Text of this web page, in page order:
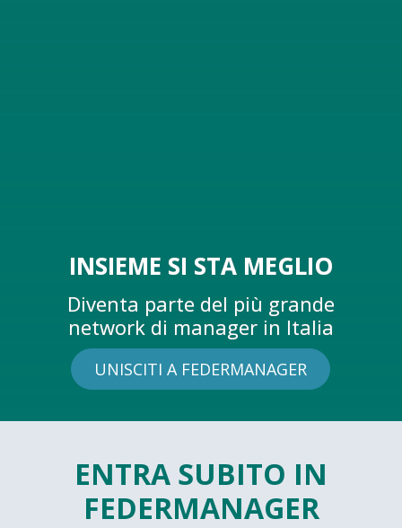
INSIEME SI STA MEGLIO
Diventa parte del più grande
network di manager in Italia
UNISCITI A FEDERMANAGER
ENTRA SUBITO IN
FEDERMANAGER